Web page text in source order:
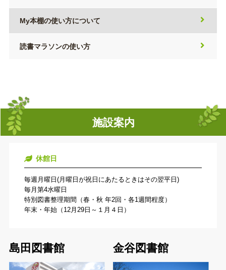
My本棚の使い方について
読書マラソンの使い方
施設案内
休館日
毎週月曜日(月曜日が祝日にあたるときはその翌平日)
毎月第4水曜日
特別図書整理期間（春・秋 年2回・各1週間程度）
年末・年始（12月29日～１月４日）
島田図書館 金谷図書館